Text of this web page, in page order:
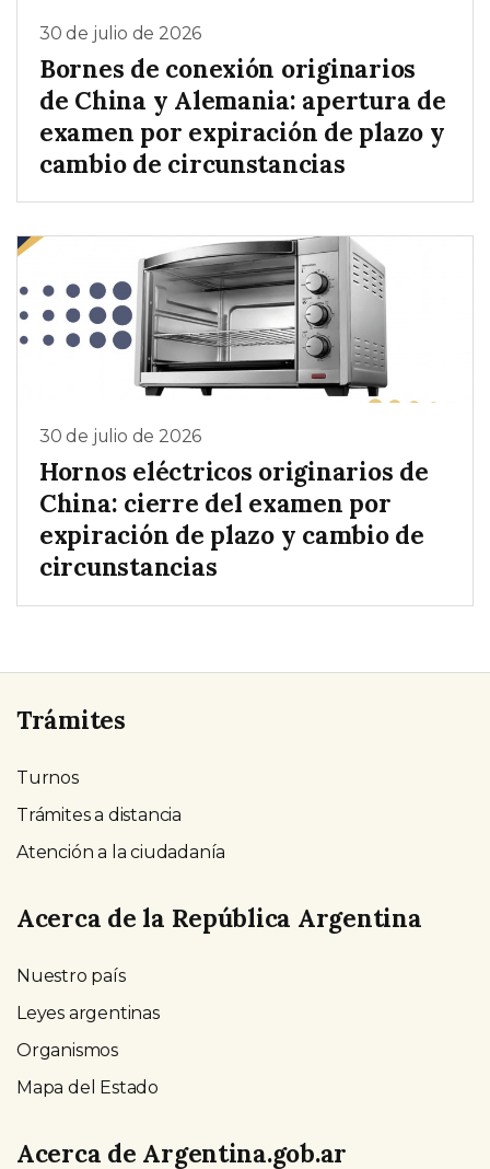
30 de julio de 2026
Bornes de conexión originarios
de China y Alemania: apertura de
examen por expiración de plazo y
cambio de circunstancias
30 de julio de 2026
Hornos eléctricos originarios de
China: cierre del examen por
expiración de plazo y cambio de
circunstancias
Trámites
Turnos
Trámites a distancia
Atención a la ciudadanía
Acerca de la República Argentina
Nuestro país
Leyes argentinas
Organismos
Mapa del Estado
Acerca de Argentina.gob.ar